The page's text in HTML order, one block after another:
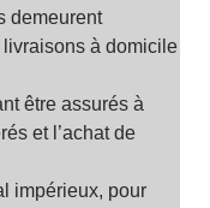
demeurent
à domicile
être assurés à
et l’achat de
impérieux, pour